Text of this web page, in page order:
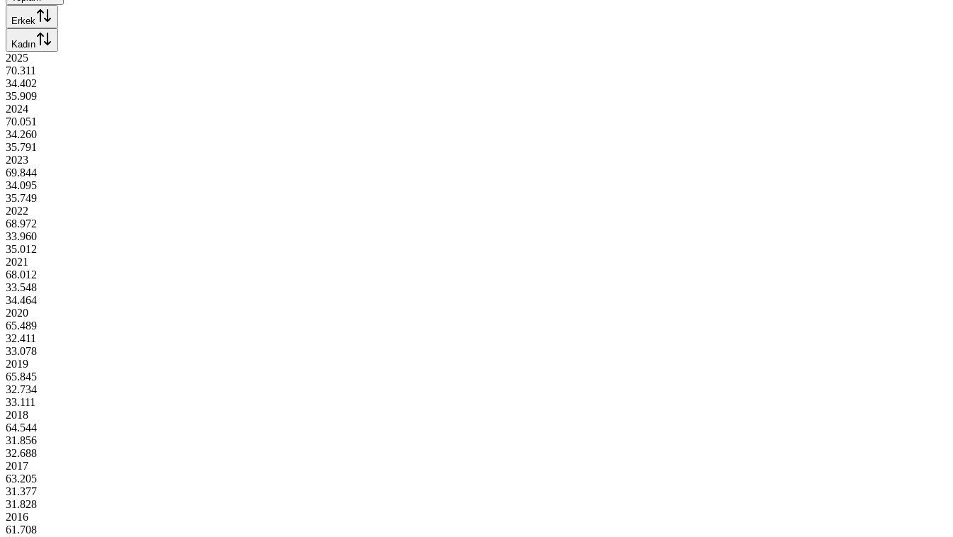
Erkek
Kadın
2025
70.311
34.402
35.909
2024
70.051
34.260
35.791
2023
69.844
34.095
35.749
2022
68.972
33.960
35.012
2021
68.012
33.548
34.464
2020
65.489
32.411
33.078
2019
65.845
32.734
33.111
2018
64.544
31.856
32.688
2017
63.205
31.377
31.828
2016
61.708